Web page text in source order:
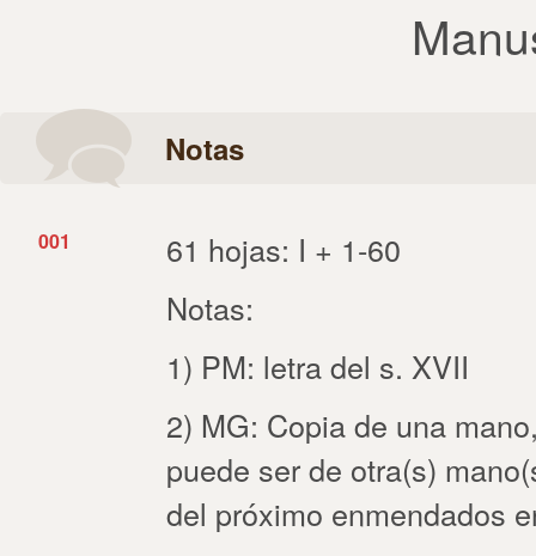
Notas
001
61 hojas: I + 1-60
Notas:
1) PM: letra del s. XVII
2) MG: Copia de una
puede ser de otra(s)
del próximo enmendados